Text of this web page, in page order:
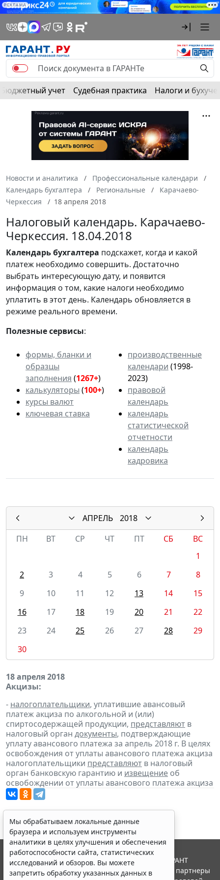
РЕКЛАМА
Бюджетный учет Судебная практика Налоги и
Новости и аналитика
Профессиональные календари
Календарь бухгалтера
Региональные
Карачаево-
Черкессия
18 апреля 2018
Налоговый календарь. Карачаево-
Черкессия. 18.04.2018
Календарьбухгалтера подскажет, когда и какой
платеж необходимо совершить. Достаточно
выбрать интересующую дату, и появится
информация о том, какие налоги необходимо
уплатить в этот день. Календарь обновляется в
режиме реального времени.
Полезные сервисы:
формы, бланки и
образцы
заполнения (1267+)
калькуляторы (100+)
курсы валют
ключевая ставка
производственные
календари (1998-
2023)
правовой
календарь
календарь
статистической
отчетности
календарь
кадровика
АПРЕЛЬ
2018
ПН
ВТ СР ЧТ ПТ СБ
ВС
1
2
3 4 5 6 7
8
9
10 11 12 13 14
15
16
17 18 19 20 21
22
23
24 25 26 27 28
29
30
18 апреля 2018
Акцизы:
- налогоплательщики, уплатившие авансовый
платеж акциза по алкогольной и (или)
спиртосодержащей продукции, представляют в
налоговый орган документы, подтверждающие
уплату авансового платежа за апрель 2018 г. В целях
освобождения от уплаты авансового платежа акциза
налогоплательщики представляют в налоговый
орган банковскую гарантию и извещение об
освобождении от уплаты авансового платежа акциза
Мы обрабатываем локальные данные
браузера и используем инструменты
аналитики в целях улучшения и обеспечения
работоспособности сайта, статистических
исследований и обзоров. Вы можете
запретить обработку указанных данных в
© ООО "НПП "ГАРАНТ-СЕРВИС", 2026. Система ГАРАНТ
выпускается с 1990 года. Компания "Гарант" и ее партнеры